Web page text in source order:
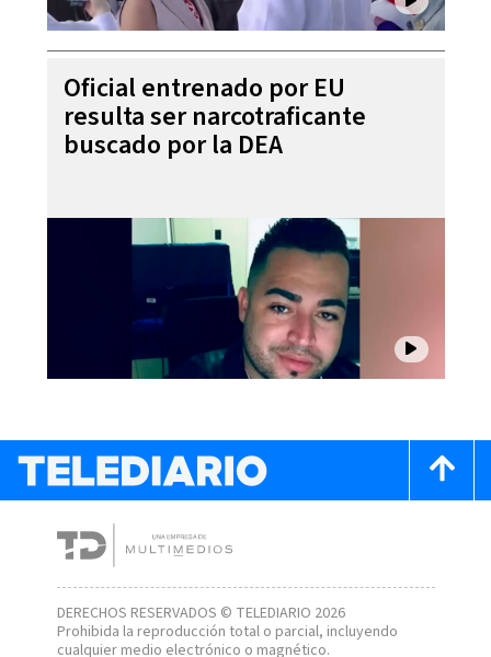
Oficial entrenado por EU
resulta ser narcotraficante
buscado por la DEA
DERECHOS RESERVADOS © TELEDIARIO 2026
Prohibida la reproducción total o parcial, incluyendo
cualquier medio electrónico o magnético.